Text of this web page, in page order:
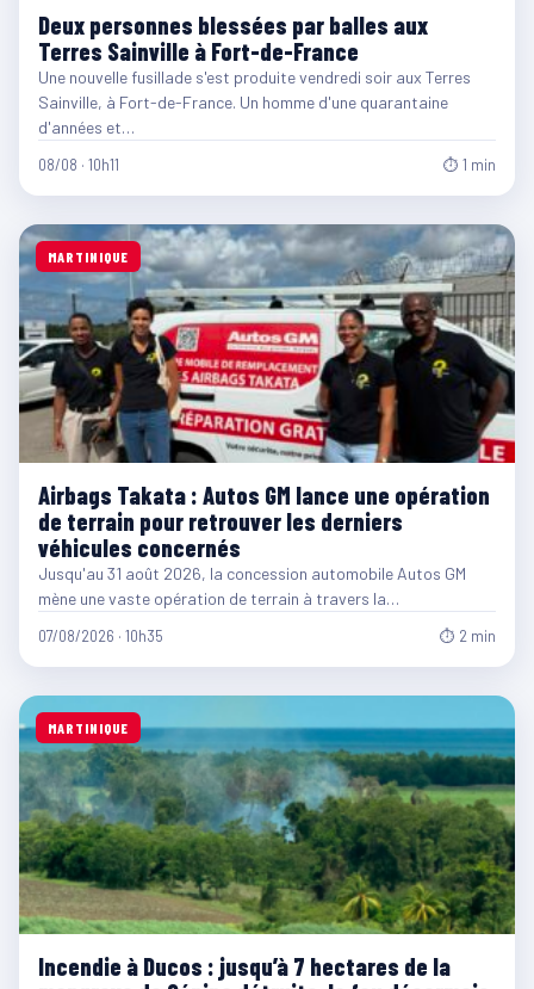
Deux personnes blessées par balles aux
Terres Sainville à Fort-de-France
Une nouvelle fusillade s'est produite vendredi soir aux Terres
Sainville, à Fort-de-France. Un homme d'une quarantaine
d'années et…
08/08 · 10h11 ⏱ 1 min
MARTINIQUE
Airbags Takata : Autos GM lance une opération
de terrain pour retrouver les derniers
véhicules concernés
Jusqu'au 31 août 2026, la concession automobile Autos GM
mène une vaste opération de terrain à travers la…
07/08/2026 · 10h35 ⏱ 2 min
MARTINIQUE
Incendie à Ducos : jusqu’à 7 hectares de la